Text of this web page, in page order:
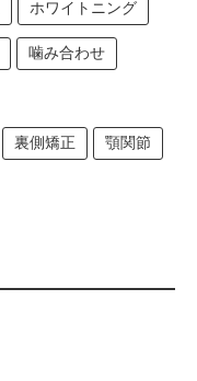
ホワイトニング
噛み合わせ
裏側矯正 顎関節